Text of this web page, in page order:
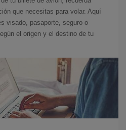
que necesitas para volar. Aquí
visado, pasaporte, seguro o
el origen y el destino de tu